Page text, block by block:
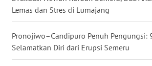
Lemas dan Stres di Lumajang
Pronojiwo–Candipuro Penuh Pengungsi:
Selamatkan Diri dari Erupsi Semeru
WN
KALBAR
WN
KALTENG